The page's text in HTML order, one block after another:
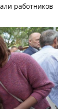
работников